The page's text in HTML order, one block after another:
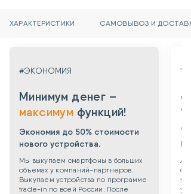
ХАРАКТЕРИСТИКИ САМОВЫВОЗ И
#ЭКОНОМИЯ
Минимум денег –
максимум функций!
Экономия до 50% стоимости
нового устройства.
Мы выкупаем смартфоны в больших
объемах у компаний-партнеров.
Выкупаем устройства по программе
trade-in по всей России. После